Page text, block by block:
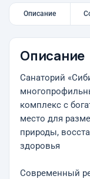
Описание
Описание
Санаторий
комплекс с
место для
природы,
здоровья
Современный